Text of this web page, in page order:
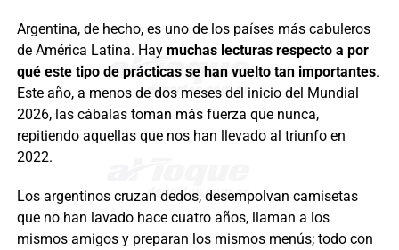
Argentina, de hecho, es uno de los países más cabuleros
de América Latina. Hay muchas lecturas respecto a por
qué este tipo de prácticas se han vuelto tan importantes.
Este año, a menos de dos meses del inicio del Mundial
2026, las cábalas toman más fuerza que nunca,
repitiendo aquellas que nos han llevado al triunfo en
2022.
Los argentinos cruzan dedos, desempolvan camisetas
que no han lavado hace cuatro años, llaman a los
mismos amigos y preparan los mismos menús; todo con